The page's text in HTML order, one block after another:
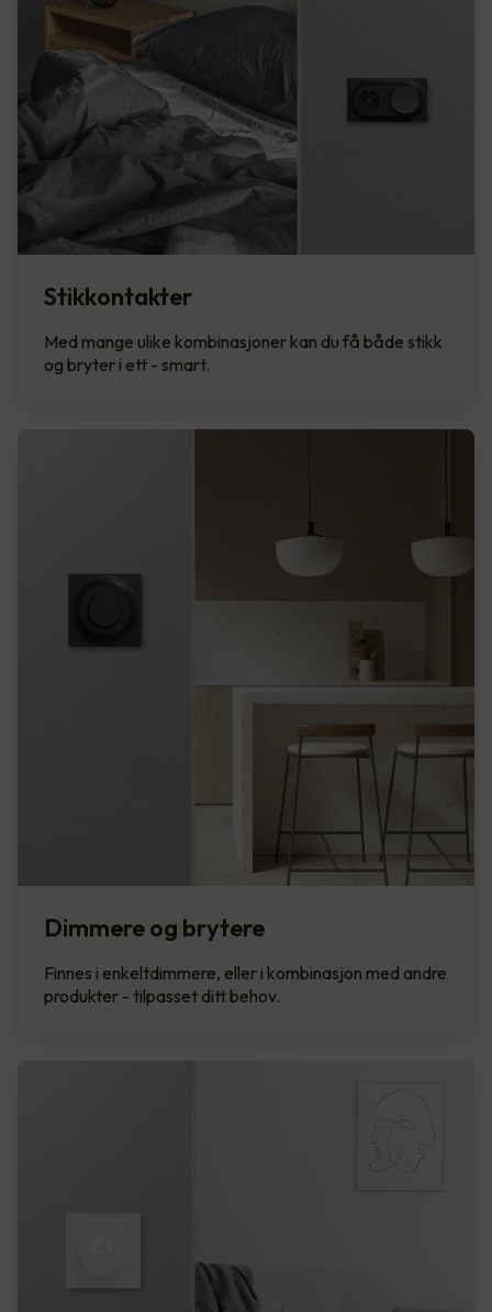
Stikkontakter
Med mange ulike kombinasjoner kan du få både stikk
og bryter i ett - smart.
Dimmere og brytere
Finnes i enkeltdimmere, eller i kombinasjon med andre
produkter - tilpasset ditt behov.